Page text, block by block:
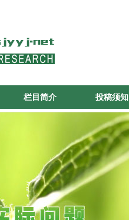
栏目简介 投稿须知